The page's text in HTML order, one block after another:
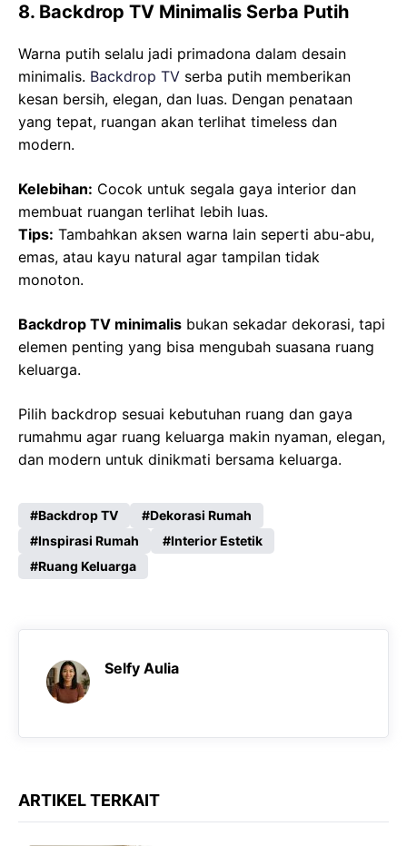
8. Backdrop TV Minimalis Serba Putih
Warna putih selalu jadi primadona dalam desain
minimalis. Backdrop TV serba putih memberikan
kesan bersih, elegan, dan luas. Dengan penataan
yang tepat, ruangan akan terlihat timeless dan
modern.
Kelebihan: Cocok untuk segala gaya interior dan
membuat ruangan terlihat lebih luas.
Tips: Tambahkan aksen warna lain seperti abu-abu,
emas, atau kayu natural agar tampilan tidak
monoton.
Backdrop TV minimalis bukan sekadar dekorasi, tapi
elemen penting yang bisa mengubah suasana ruang
keluarga.
Pilih backdrop sesuai kebutuhan ruang dan gaya
rumahmu agar ruang keluarga makin nyaman, elegan,
dan modern untuk dinikmati bersama keluarga.
Backdrop TV
Dekorasi Rumah
Inspirasi Rumah
Interior Estetik
Ruang Keluarga
Selfy Aulia
ARTIKEL TERKAIT